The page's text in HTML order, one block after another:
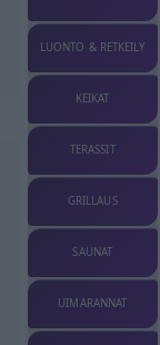
LUONTO & RETKEILY
KEIKAT
TERASSIT
GRILLAUS
SAUNAT
UIMARANNAT